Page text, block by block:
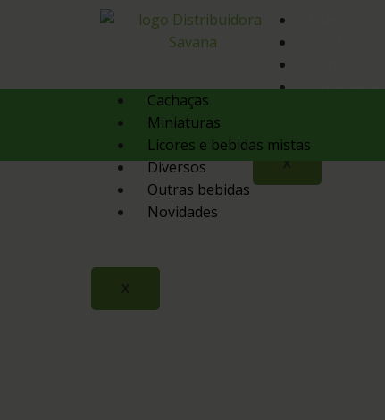
Orçamento
X
Cachaças
Miniaturas
Licores e bebidas mistas
Diversos
Outras bebidas
Novidades
X